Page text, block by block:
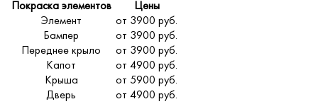
Покраска элементов
Цены
Элемент
от 3900 руб.
Бампер
от 3900 руб.
Переднее крыло
от 3900 руб.
Капот
от 4900 руб.
Крыша
от 5900 руб.
Дверь
от 4900 руб.